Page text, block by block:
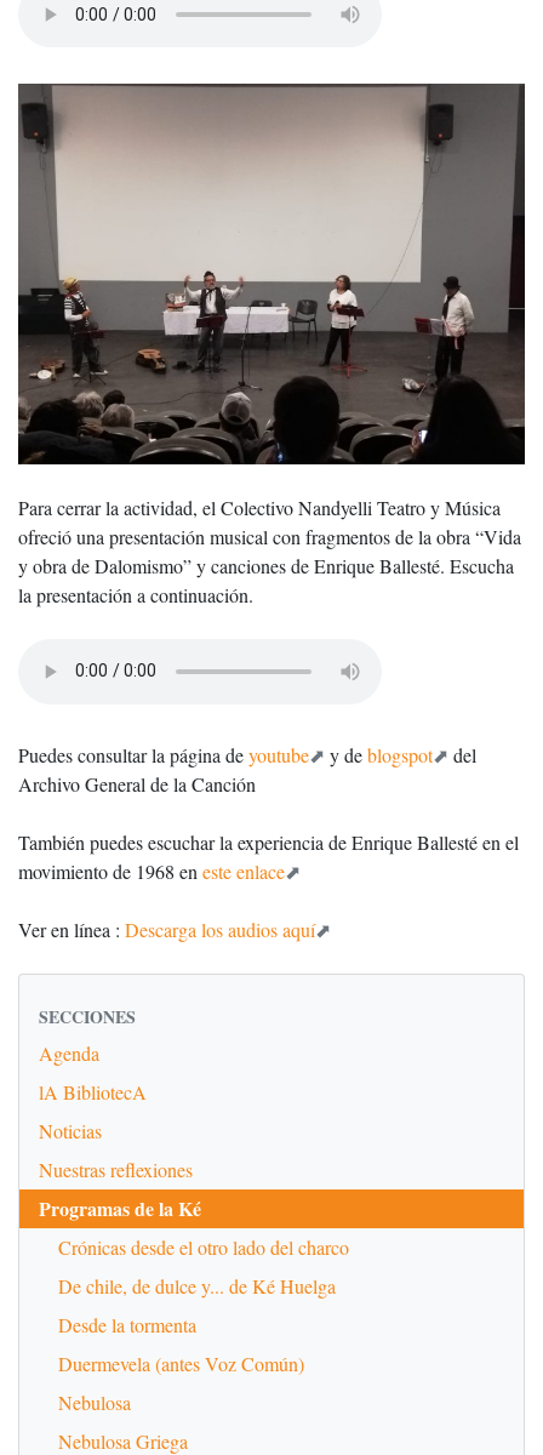
Para cerrar la actividad, el Colectivo Nandyelli Teatro y Música
ofreció una presentación musical con fragmentos de la obra “Vida
y obra de Dalomismo” y canciones de Enrique Ballesté. Escucha
la presentación a continuación.
Puedes consultar la página deyoutube y deblogspot
del
Archivo General de la Canción
También puedes escuchar la experiencia de Enrique Ballesté en el
movimiento de 1968 en este enlace
Ver en línea : Descarga los audios aquí
SECCIONES
Agenda
lA BibliotecA
Noticias
Nuestras reflexiones
Programas de la Ké
Crónicas desde el otro lado del charco
De chile, de dulce y... de Ké Huelga
Desde la tormenta
Duermevela (antes Voz Común)
Nebulosa
Nebulosa Griega